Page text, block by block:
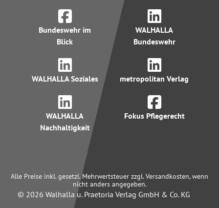
Bundeswehr im
Blick
WALHALLA
Bundeswehr
WALHALLA Soziales metropolitan Verlag
WALHALLA
Nachhaltigkeit
Fokus Pflegerecht
Alle Preise inkl. gesetzl. Mehrwertsteuer zzgl. Versandkosten, wenn
nicht anders angegeben.
© 2026 Walhalla u. Praetoria Verlag GmbH & Co. KG